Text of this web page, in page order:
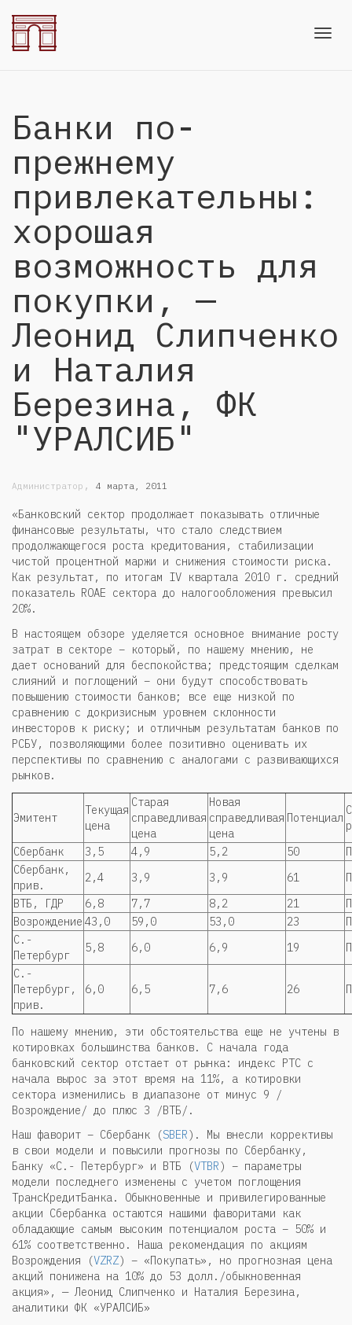
Банки по-
прежнему
привлекательны:
хорошая
возможность для
покупки, —
Леонид Слипченко
и Наталия
Березина, ФК
"УРАЛСИБ"
Администратор , 4 марта, 2011
«Банковский сектор продолжает показывать отличные
финансовые результаты, что стало следствием
продолжающегося роста кредитования, стабилизации
чистой процентной маржи и снижения стоимости риска.
Как результат, по итогам IV квартала 2010 г. средний
показатель ROAE сектора до налогообложения превысил
20%.
В настоящем обзоре уделяется основное внимание росту
затрат в секторе – который, по нашему мнению, не
дает оснований для беспокойства; предстоящим сделкам
слияний и поглощений – они будут способствовать
повышению стоимости банков; все еще низкой по
сравнению с докризисным уровнем склонности
инвесторов к риску; и отличным результатам банков по
РСБУ, позволяющими более позитивно оценивать их
перспективы по сравнению с аналогами с развивающихся
рынков.
Эмитент
Текущая
цена
Старая
справедливая
цена
Новая
справедливая
цена
Потенциал
Сбербанк
3,5 4,9 5,2 50
Сбербанк,
прив.
2,4 3,9 3,9 61
ВТБ, ГДР
6,8 7,7 8,2 21
Возрождение 43,0 59,0 53,0 23
С.-
Петербург
5,8 6,0 6,9 19
С.-
Петербург,
прив.
6,0 6,5 7,6 26
По нашему мнению, эти обстоятельства еще не учтены в
котировках большинства банков. С начала года
банковский сектор отстает от рынка: индекс РТС с
начала вырос за этот время на 11%, а котировки
сектора изменились в диапазоне от минус 9 /
Возрождение/ до плюс 3 /ВТБ/.
Наш фаворит – Сбербанк (SBER). Мы внесли коррективы
в свои модели и повысили прогнозы по Сбербанку,
Банку «С.- Петербург» и ВТБ (VTBR) – параметры
модели последнего изменены с учетом поглощения
ТрансКредитБанка. Обыкновенные и привилегированные
акции Сбербанка остаются нашими фаворитами как
обладающие самым высоким потенциалом роста – 50% и
61% соответственно. Наша рекомендация по акциям
Возрождения (VZRZ) – «Покупать», но прогнозная цена
акций понижена на 10% до 53 долл./обыкновенная
акция», — Леонид Слипченко и Наталия Березина,
аналитики ФК «УРАЛСИБ»